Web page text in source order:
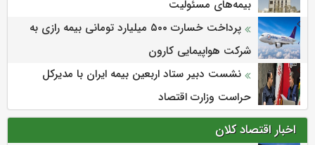
بیمه‌های مسئولیت
پرداخت خسارت ۵۰۰ میلیارد تومانی بیمه رازی به
شرکت هواپیمایی کارون
نشست دبیر ستاد اربعین بیمه ایران با مدیرکل
حراست وزارت اقتصاد
اخبار اقتصاد کلان